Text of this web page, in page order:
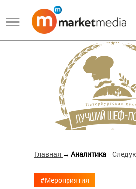
Главная → Аналитика
#Мероприятия